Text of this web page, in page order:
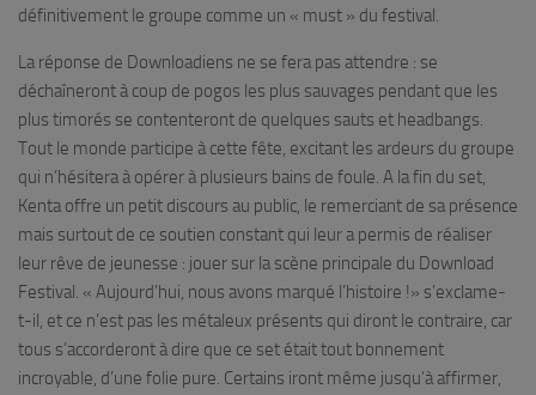
définitivement le groupe comme un « must » du festival.
La réponse de Downloadiens ne se fera pas attendre : se
déchaîneront à coup de pogos les plus sauvages pendant que les
plus timorés se contenteront de quelques sauts et headbangs.
Tout le monde participe à cette fête, excitant les ardeurs du groupe
qui n’hésitera à opérer à plusieurs bains de foule. A la fin du set,
Kenta offre un petit discours au public, le remerciant de sa présence
mais surtout de ce soutien constant qui leur a permis de réaliser
leur rêve de jeunesse : jouer sur la scène principale du Download
Festival. « Aujourd’hui, nous avons marqué l’histoire !» s’exclame-
t-il, et ce n’est pas les métaleux présents qui diront le contraire, car
tous s’accorderont à dire que ce set était tout bonnement
incroyable, d’une folie pure. Certains iront même jusqu’à affirmer,